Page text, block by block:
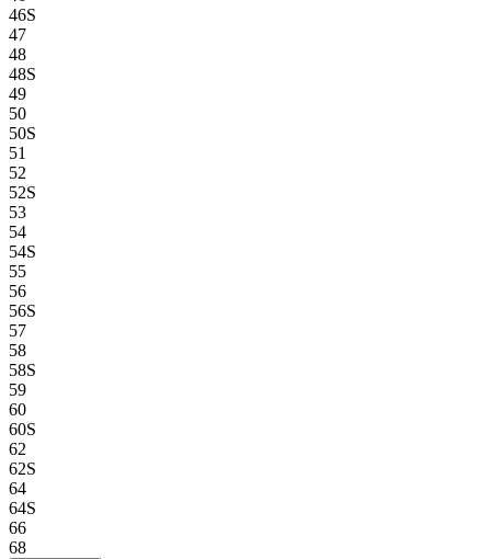
46S
47
48
48S
49
50
50S
51
52
52S
53
54
54S
55
56
56S
57
58
58S
59
60
60S
62
62S
64
64S
66
68